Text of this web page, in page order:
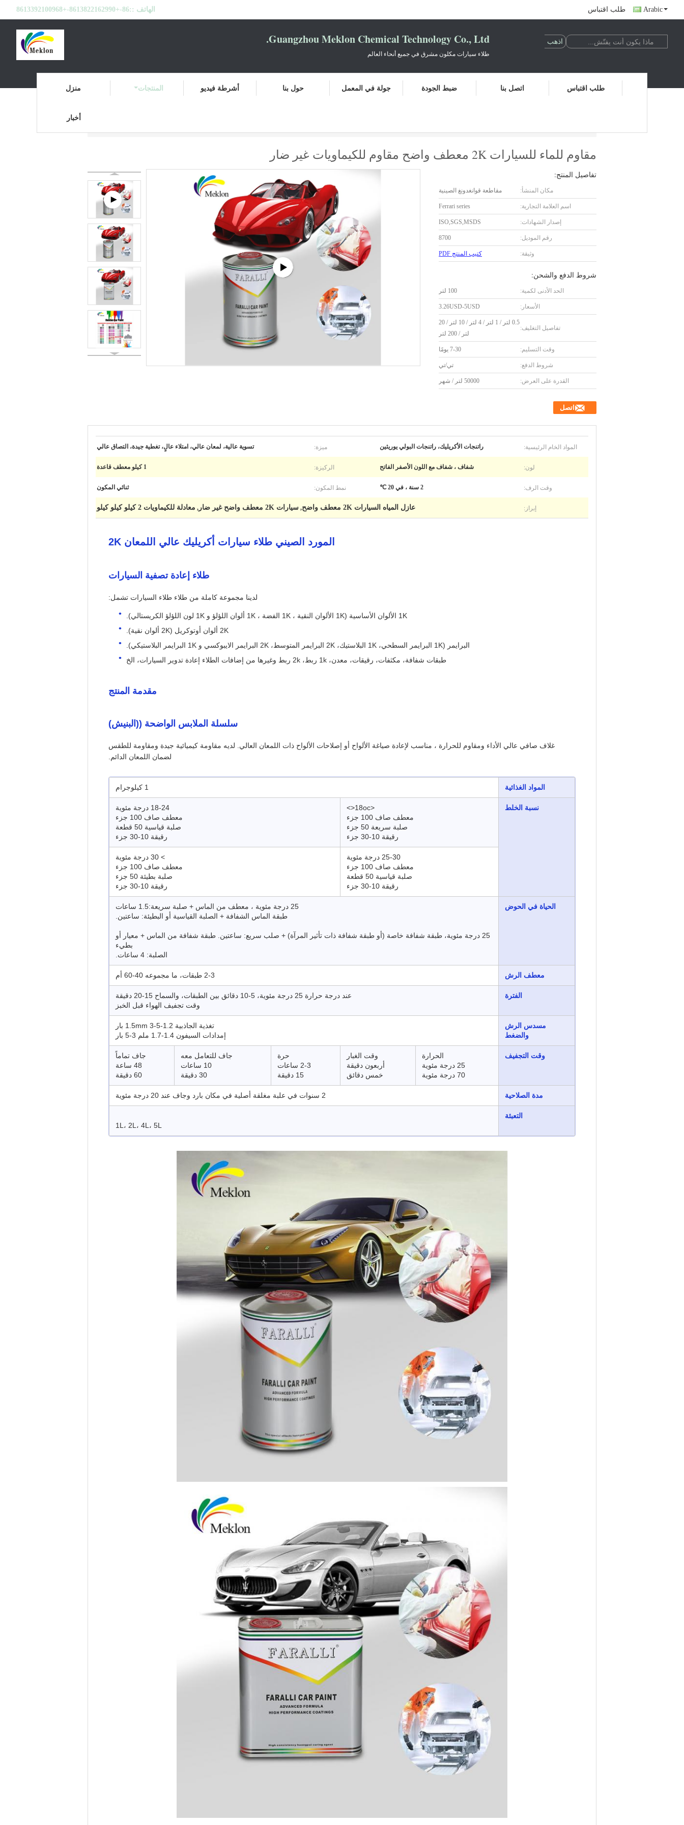
الهاتف ::86-+8613822162990-+8613392100968 طلب اقتباس Arabic
Guangzhou Meklon Chemical Technology Co., Ltd.
طلاء سيارات مكلون مشرق في جميع أنحاء العالم
منزل المنتجات أشرطة فيديو حول بنا جولة في المعمل ضبط الجودة اتصل بنا طلب اقتباس
أخبار
مقاوم للماء للسيارات 2K معطف واضح مقاوم للكيماويات غير ضار
تفاصيل المنتج:
مكان المنشأ: مقاطعة قوانغدونغ الصينية
اسم العلامة التجارية: Ferrari series
إصدار الشهادات: ISO,SGS,MSDS
رقم الموديل: 8700
وثيقة: كتيب المنتج PDF
شروط الدفع والشحن:
الحد الأدنى لكمية: 100 لتر
الأسعار: 3.26USD-5USD
تفاصيل التغليف:
0.5 لتر / 1 لتر / 4 لتر / 10 لتر / 20
لتر / 200 لتر
وقت التسليم: 7-30 يومًا
شروط الدفع: تي/تي
القدرة على العرض: 50000 لتر / شهر
اتصل
المواد الخام الرئيسية: راتنجات الأكريليك، راتنجات البولي يوريثين ميزة: تسوية عالية، لمعان عالي، امتلاء عالٍ، تغطية جيدة، التصاق عالي
لون: شفاف ، شفاف مع اللون الأصفر الفاتح الركيزة: 1 كيلو معطف قاعدة
وقت الرف: 2 سنة ، في 20 ℃ نمط المكون: ثنائي المكون
إبراز: عازل المياه السيارات 2K معطف واضح , سيارات 2K معطف واضح غير ضار , معادلة للكيماويات 2 كيلو كيلو كيلو
المورد الصيني طلاء سيارات أكريليك عالي اللمعان 2K
طلاء إعادة تصفية السيارات
لدينا مجموعة كاملة من طلاء طلاء السيارات تشمل:
1K الألوان الأساسية (1K الألوان النقية ، 1K الفضة ، 1K ألوان اللؤلؤ و 1K لون اللؤلؤ الكريستالي).
2K ألوان أوتوكريل (2K ألوان نقية).
البرايمر (1K البرايمر السطحي، 1K البلاستيك، 2K البرايمر المتوسط، 2K البرايمر الايبوكسي و 1K البرايمر البلاستيكي).
طبقات شفافة، مكثفات، رقيقات، معدن، 1k ربط، 2k ربط وغيرها من إضافات الطلاء إعادة تدوير السيارات، الخ
مقدمة المنتج
سلسلة الملابس الواضحة ((البنيش)
غلاف صافي عالي الأداء ومقاوم للحرارة ، مناسب لإعادة صياغة الألواح أو إصلاحات الألواح ذات اللمعان العالي. لديه مقاومة كيميائية جيدة ومقاومة للطقس
لضمان اللمعان الدائم.
المواد الغذائية 1 كيلوجرام
نسبة الخلط
<18oc<>
معطف صاف 100 جزء
صلبة سريعة 50 جزء
رقيقة 10-30 جزء
18-24 درجة مئوية
معطف صاف 100 جزء
صلبة قياسية 50 قطعة
رقيقة 10-30 جزء
25-30 درجة مئوية
معطف صاف 100 جزء
صلبة قياسية 50 قطعة
رقيقة 10-30 جزء
> 30 درجة مئوية
معطف صاف 100 جزء
صلبة بطيئة 50 جزء
رقيقة 10-30 جزء
الحياة في الحوض
25 درجة مئوية ، معطف من الماس + صلبة سريعة:1.5 ساعات
طبقة الماس الشفافة + الصلبة القياسية أو البطيئة: ساعتين.
25 درجة مئوية، طبقة شفافة خاصة (أو طبقة شفافة ذات تأثير المرآة) + صلب سريع: ساعتين. طبقة شفافة من الماس + معيار أو
بطيء
الصلبة: 4 ساعات.
معطف الرش 2-3 طبقات، ما مجموعه 40-60 أم
الفترة
عند درجة حرارة 25 درجة مئوية، 5-10 دقائق بين الطبقات، والسماح 15-20 دقيقة
وقت تجفيف الهواء قبل الخبز
مسدس الرش
والضغط
تغذية الجاذبية 1.2-1.5mm 3-5 بار
إمدادات السيفون 1.4-1.7 ملم 3-5 بار
وقت التجفيف
الحرارة
25 درجة مئوية
70 درجة مئوية
وقت الغبار
أربعون دقيقة
خمس دقائق
حرة
2-3 ساعات
15 دقيقة
جاف للتعامل معه
10 ساعات
30 دقيقة
جاف تماماً
48 ساعة
60 دقيقة
مدة الصلاحية 2 سنوات في علبة مغلقة أصلية في مكان بارد وجاف عند 20 درجة مئوية
التعبئة
1L، 2L، 4L، 5L